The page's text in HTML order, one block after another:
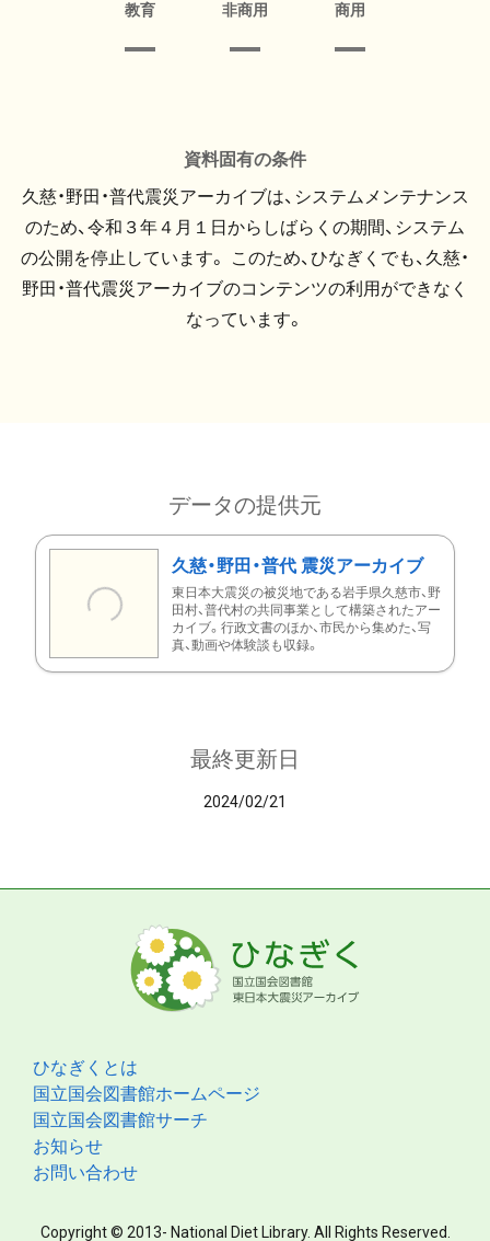
教育 非商用 商用
資料固有の条件
久慈・野田・普代震災アーカイブは、システムメンテナンス
のため、令和３年４月１日からしばらくの期間、システム
の公開を停止しています。 このため、ひなぎくでも、久慈・
野田・普代震災アーカイブのコンテンツの利用ができなく
なっています。
データの提供元
久慈・野田・普代 震災アーカイブ
東日本大震災の被災地である岩手県久慈市、野
田村、普代村の共同事業として構築されたアー
カイブ。行政文書のほか、市民から集めた、写
真、動画や体験談も収録。
最終更新日
2024/02/21
ひなぎくとは
国立国会図書館ホームページ
国立国会図書館サーチ
お知らせ
お問い合わせ
Copyright © 2013- National Diet Library. All Rights Reserved.